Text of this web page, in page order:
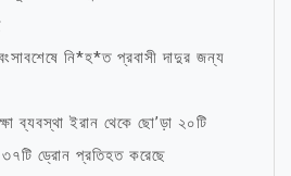
নি*হ*ত প্রবাসী দাদুর জন্য
ব্যবস্থা ইরান থেকে ছো’ড়া ২০টি
৩৭টি ড্রোন প্রতিহত করেছে